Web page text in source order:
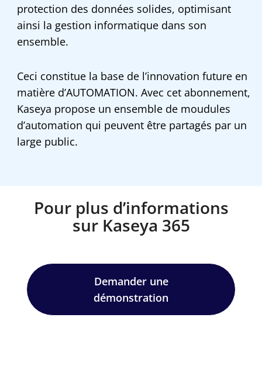
protection des données solides, optimisant
ainsi la gestion informatique dans son
ensemble.
Ceci constitue la base de l’innovation future en
matière d’AUTOMATION. Avec cet abonnement,
Kaseya propose un ensemble de moudules
d’automation qui peuvent être partagés par un
large public.
Pour plus d’informations
sur Kaseya 365
Demander une
démonstration